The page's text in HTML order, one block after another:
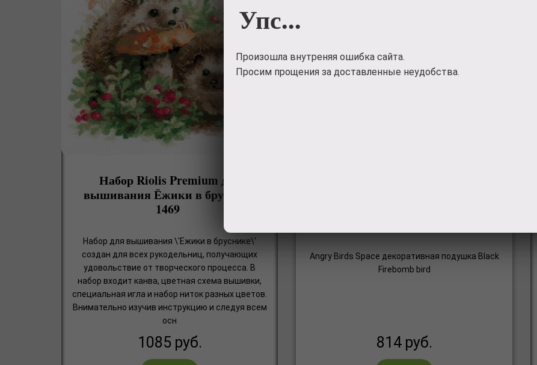
Набор Riolis Premium для
вышивания Ёжики в бруснике
1469
Набор для вышивания \'Ежики в бруснике\'
создан для всех рукодельниц, получающих
удовольствие от творческого процесса. В
набор входит канва, цветная схема вышивки,
специальная игла и набор ниток разных цветов.
Внимательно изучив инструкцию и следуя всем
осн
1085 руб.
Angry Birds Space декоративная подушка Black
Firebomb bird
814 руб.
Упс...
Произошла внутреняя ошибка сайта.
Просим прощения за доставленные неудобства.